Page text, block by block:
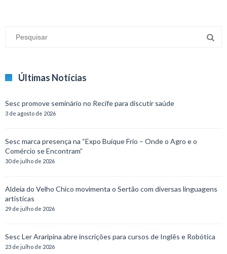
Últimas Notícias
Sesc promove seminário no Recife para discutir saúde
3 de agosto de 2026
Sesc marca presença na “Expo Buíque Frio – Onde o Agro e o
Comércio se Encontram”
30 de julho de 2026
Aldeia do Velho Chico movimenta o Sertão com diversas linguagens
artísticas
29 de julho de 2026
Sesc Ler Araripina abre inscrições para cursos de Inglês e Robótica
23 de julho de 2026